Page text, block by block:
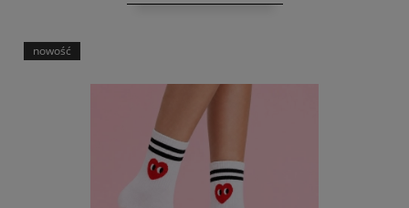
nowość